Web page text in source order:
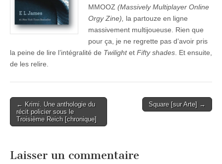
MMOOZ (Massively Multiplayer Online
Orgy Zine), la partouze en ligne
massivement multijoueuse. Rien que
pour ça, je ne regrette pas d’avoir pris
la peine de lire l’intégralité de Twilightet Fifty shades . Et ensuite,
de les relire.
Post
navigation
← Krimi. Une anthologie du
récit policier sous le
Troisième Reich [chronique]
Square [sur Arte] →
Laisser un commentaire